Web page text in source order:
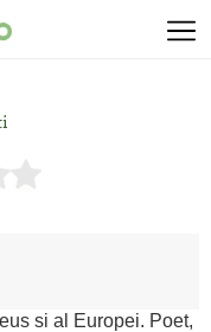
si al Europei. Poet,